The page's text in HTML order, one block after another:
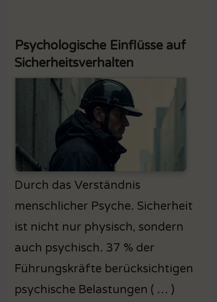
Psychologische Einflüsse auf
Sicherheitsverhalten
Durch das Verständnis
menschlicher Psyche. Sicherheit
ist nicht nur physisch, sondern
auch psychisch. 37 % der
Führungskräfte berücksichtigen
psychische Belastungen ( … )